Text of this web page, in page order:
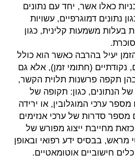
כאלו אשר, יחד עם נתונים
נתונים דמוגרפיים, עשויות
בעלות משמעות קלינית, כגון
הזמן יעיל בהרבה כאשר הוא כולל
נקודתיים (חתומי זמן), אלא גם
תקפה פרשנות תלוית הקשר,
הנתונים, כגון: תקופה של
ערכי המוגלובין, או ירידה
סדרות של ערכי אנזימים
מחייבת ייצוג מפורש של
מראש, בבסיס ידע רפואי ובאופן
חישוביים אוטומאטיים.